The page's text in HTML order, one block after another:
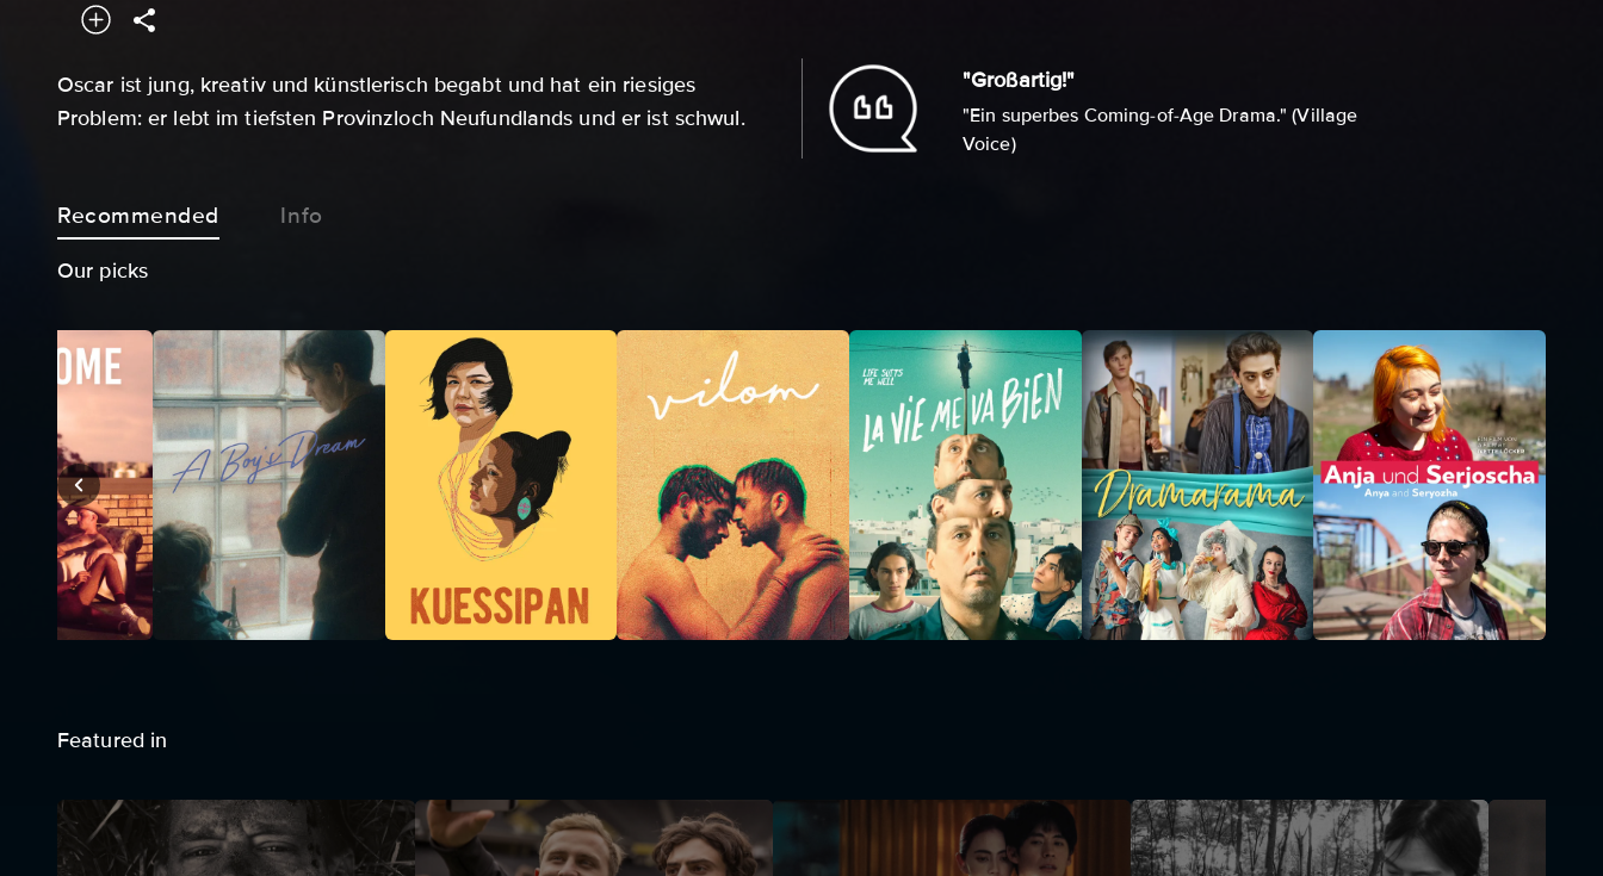
Oscar ist jung, kreativ und künstlerisch begabt und hat ein riesiges
Problem: er lebt im tiefsten Provinzloch Neufundlands und er ist schwul.
"Großartig!"
"Ein superbes Coming-of-Age Drama." (Village
Voice)
Recommended Info
Our picks
Featured in